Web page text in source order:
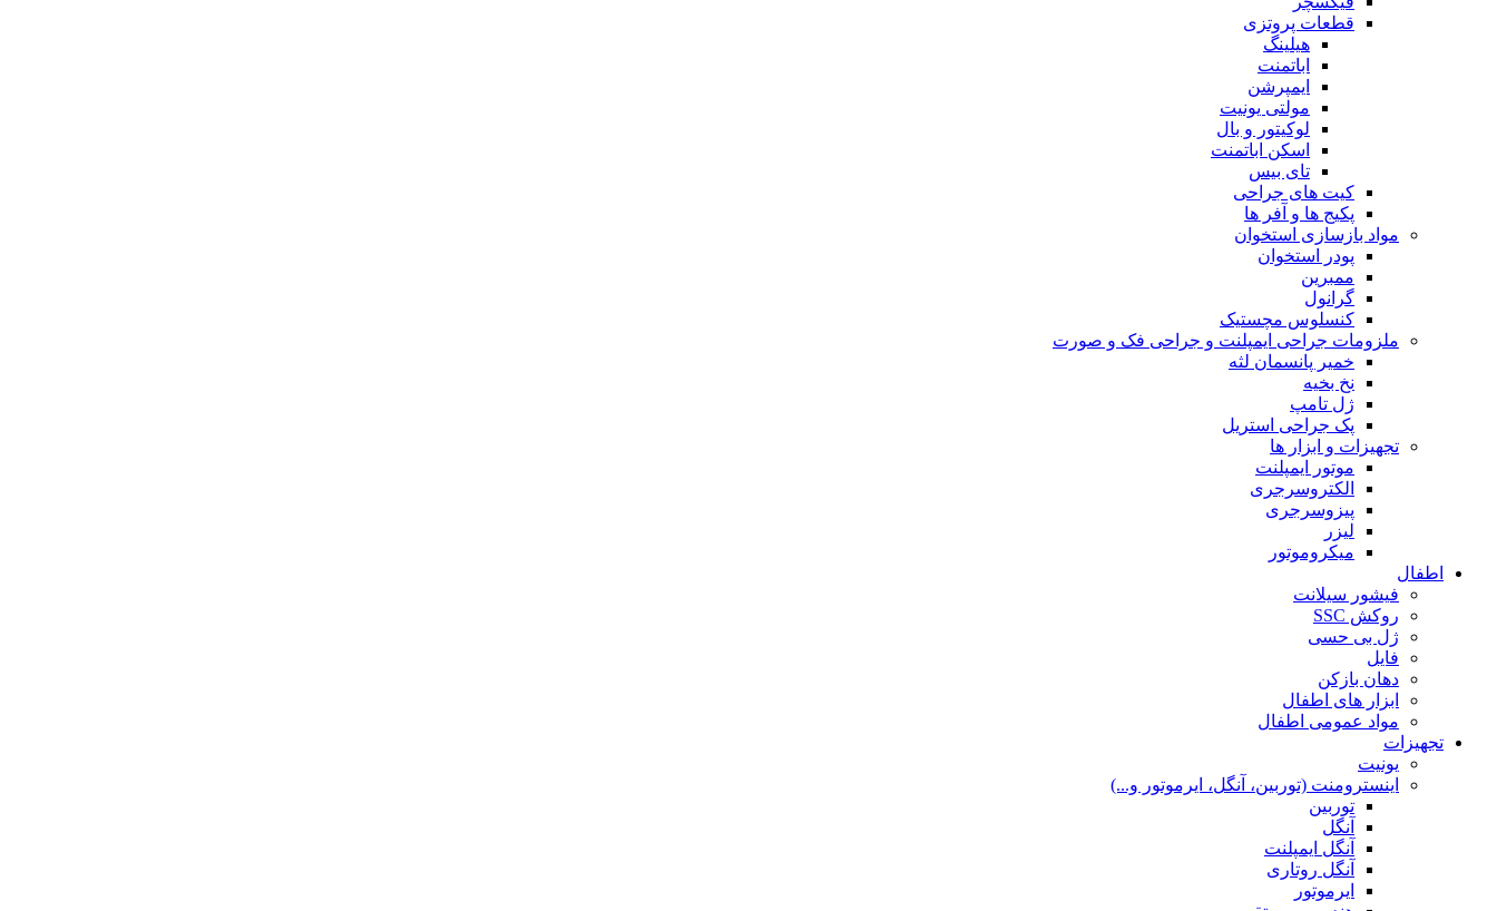
قطعات پروتزی
هیلینگ
اباتمنت
ایمپرشن
مولتی یونیت
لوکیتور و بال
اسکن اباتمنت
تای بیس
کیت های جراحی
پکیج ها و آفر ها
مواد بازسازی استخوان
پودر استخوان
ممبرین
گرانول
کنسلوس مچستیک
ملزومات جراحی ایمپلنت و جراحی فک و صورت
خمیر پانسمان لثه
نخ بخیه
ژل تامپ
پک جراحی استریل
تجهیزات و ابزار ها
موتور ایمپلنت
الکتروسرجری
پیزوسرجری
لیزر
میکروموتور
اطفال
فیشور سیلانت
روکش SSC
ژل بی حسی
فایل
دهان بازکن
ابزار های اطفال
مواد عمومی اطفال
تجهیزات
یونیت
اینسترومنت (توربین، آنگل، ایرموتور و...)
توربین
آنگل
آنگل ایمپلنت
آنگل روتاری
ایرموتور